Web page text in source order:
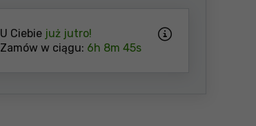
U Ciebie już jutro!
Zamów w ciągu: 6h 8m 44s